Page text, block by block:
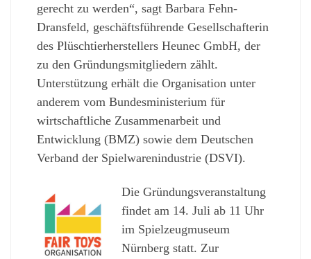
gerecht zu werden“, sagt Barbara Fehn-
Dransfeld, geschäftsführende Gesellschafterin
des Plüschtierherstellers Heunec GmbH, der
zu den Gründungsmitgliedern zählt.
Unterstützung erhält die Organisation unter
anderem vom Bundesministerium für
wirtschaftliche Zusammenarbeit und
Entwicklung (BMZ) sowie dem Deutschen
Verband der Spielwarenindustrie (DSVI).
Die Gründungsveranstaltung
findet am 14. Juli ab 11 Uhr
im Spielzeugmuseum
Nürnberg statt. Zur